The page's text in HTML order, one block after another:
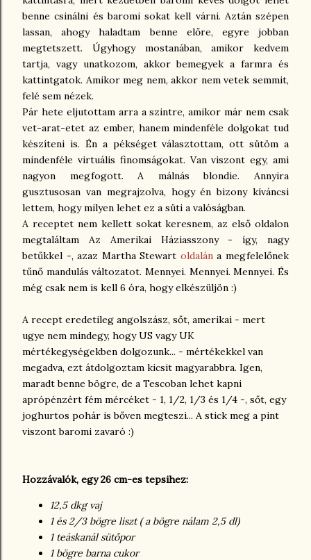
benne csinálni és baromi sokat kell várni. Aztán szépen
lassan, ahogy haladtam benne előre, egyre jobban
megtetszett. Úgyhogy mostanában, amikor kedvem
tartja, vagy unatkozom, akkor bemegyek a farmra és
kattintgatok. Amikor meg nem, akkor nem vetek semmit,
felé sem nézek.
Pár hete eljutottam arra a szintre, amikor már nem csak
vet-arat-etet az ember, hanem mindenféle dolgokat tud
készíteni is. Én a pékséget választottam, ott sütöm a
mindenféle virtuális finomságokat. Van viszont egy, ami
nagyon megfogott. A málnás blondie. Annyira
gusztusosan van megrajzolva, hogy én bizony kíváncsi
lettem, hogy milyen lehet ez a süti a valóságban.
A receptet nem kellett sokat keresnem, az első oldalon
megtaláltam Az Amerikai Háziasszony - így, nagy
betűkkel -, azaz Martha Stewart oldalána megfelelőnek
tűnő mandulás változatot. Mennyei. Mennyei. Mennyei. És
még csak nem is kell 6 óra, hogy elkészüljön :)
A recept eredetileg angolszász, sőt, amerikai - mert
ugye nem mindegy, hogy US vagy UK
mértékegységekben dolgozunk... - mértékekkel van
megadva, ezt átdolgoztam kicsit magyarabbra. Igen,
maradt benne bögre, de a Tescoban lehet kapni
aprópénzért fém mércéket - 1, 1/2, 1/3 és 1/4 -, sőt, egy
joghurtos pohár is bőven megteszi... A stick meg a pint
viszont baromi zavaró :)
Hozzávalók, egy 26 cm-es tepsihez:
12,5 dkg vaj
1 és 2/3 bögre liszt ( a bögre nálam 2,5 dl)
1 teáskanál sütőpor
1 bögre barna cukor